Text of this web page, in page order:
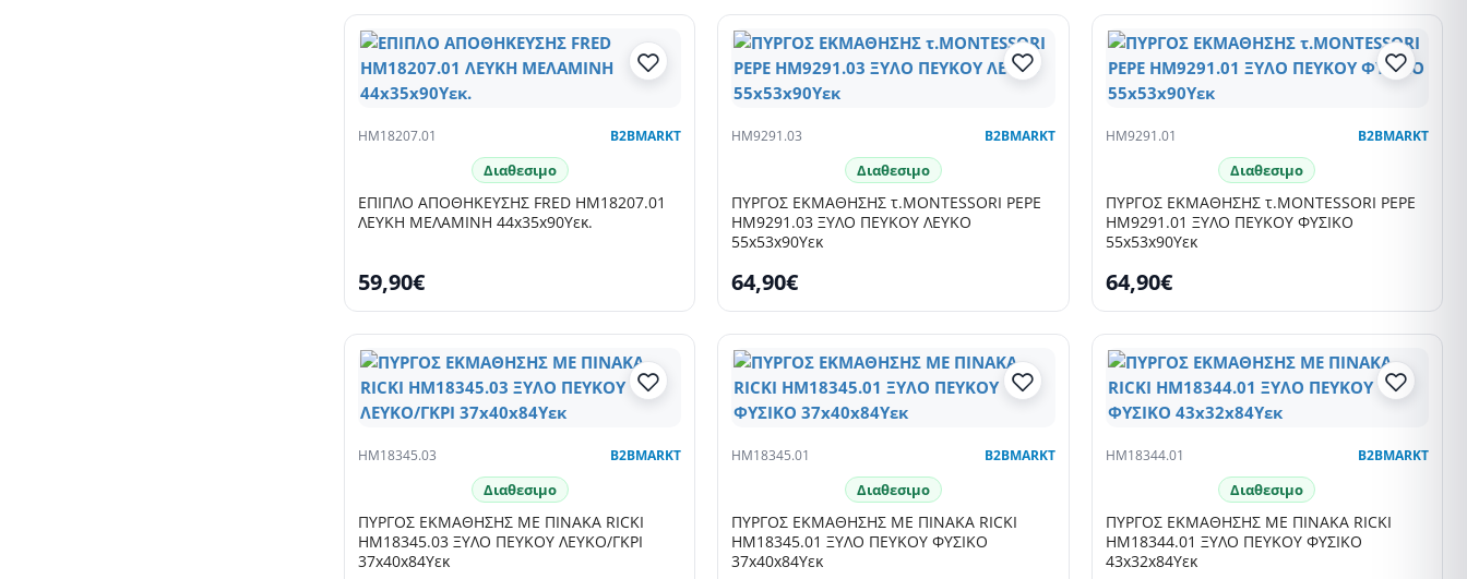
HM18207.01 B2BMARKT
Διαθεσιμο
ΕΠΙΠΛΟ ΑΠΟΘΗΚΕΥΣΗΣ FRED HM18207.01
ΛΕΥΚΗ ΜΕΛΑΜΙΝΗ 44x35x90Υεκ.
59,90€
HM9291.03 B2BMARKT
Διαθεσιμο
ΠΥΡΓΟΣ ΕΚΜΑΘΗΣΗΣ τ.MONTESSORI PEPE
HM9291.03 ΞΥΛΟ ΠΕΥΚΟΥ ΛΕΥΚΟ
55x53x90Υεκ
64,90€
HM9291.01 B2BMARKT
Διαθεσιμο
ΠΥΡΓΟΣ ΕΚΜΑΘΗΣΗΣ τ.MONTESSORI PEPE
HM9291.01 ΞΥΛΟ ΠΕΥΚΟΥ ΦΥΣΙΚΟ
55x53x90Υεκ
64,90€
HM18345.03 B2BMARKT
Διαθεσιμο
ΠΥΡΓΟΣ ΕΚΜΑΘΗΣΗΣ ΜΕ ΠΙΝΑΚΑ RICKI
HM18345.03 ΞΥΛΟ ΠΕΥΚΟΥ ΛΕΥΚΟ/ΓΚΡΙ
37x40x84Υεκ
HM18345.01 B2BMARKT
Διαθεσιμο
ΠΥΡΓΟΣ ΕΚΜΑΘΗΣΗΣ ΜΕ ΠΙΝΑΚΑ RICKI
HM18345.01 ΞΥΛΟ ΠΕΥΚΟΥ ΦΥΣΙΚΟ
37x40x84Υεκ
HM18344.01 B2BMARKT
Διαθεσιμο
ΠΥΡΓΟΣ ΕΚΜΑΘΗΣΗΣ ΜΕ ΠΙΝΑΚΑ RICKI
HM18344.01 ΞΥΛΟ ΠΕΥΚΟΥ ΦΥΣΙΚΟ
43x32x84Υεκ